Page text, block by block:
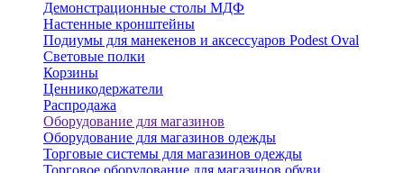
Демонстрационные столы МДФ
Настенные кронштейны
Подиумы для манекенов и аксессуаров Podest Oval
Световые полки
Корзины
Ценникодержатели
Распродажа
Оборудование для магазинов
Оборудование для магазинов одежды
Торговые системы для магазинов одежды
Торговое оборудование для магазинов обуви